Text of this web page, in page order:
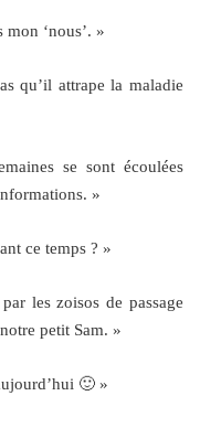
mon ‘nous’. »
qu’il attrape la maladie
se sont écoulées
»
ce temps ? »
les zoisos de passage
petit Sam. »
🙂 »